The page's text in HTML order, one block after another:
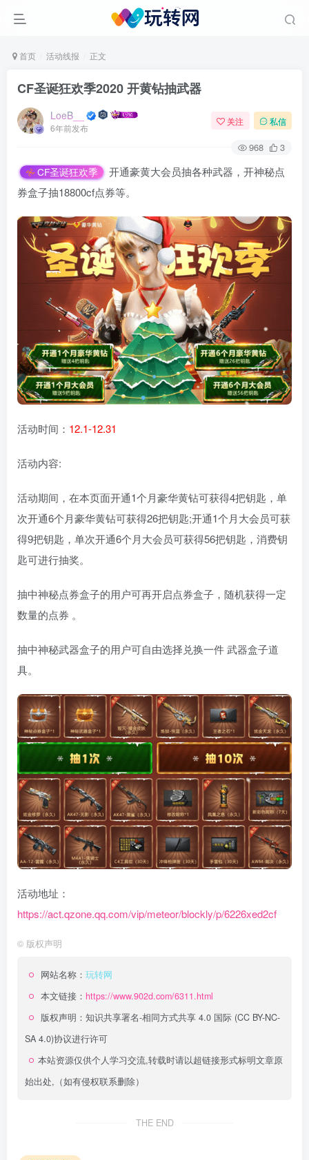
首页 活动线报 正文
CF圣诞狂欢季2020 开黄钻抽武器
LoeB__
6年前发布
关注 私信
968 3
CF圣诞狂欢季
开通豪黄大会员抽各种武器，开神秘点
券盒子抽18800cf点券等。
活动时间： 12.1-12.31
活动内容:
活动期间，在本页面开通1个月豪华黄钻可获得4把钥匙，单
次开通6个月豪华黄钻可获得26把钥匙;开通1个月大会员可获
得9把钥匙，单次开通6个月大会员可获得56把钥匙，消费钥
匙可进行抽奖。
抽中神秘点券盒子的用户可再开启点券盒子，随机获得一定
数量的点券 。
抽中神秘武器盒子的用户可自由选择兑换一件 武器盒子道
具。
活动地址：
https://act.qzone.qq.com/vip/meteor/blockly/p/6226xed2cf
© 版权声明
网站名称： 玩转网
本文链接： https://www.902d.com/6311.html
版权声明： 知识共享署名-相同方式共享 4.0 国际 (CC BY-NC-
SA 4.0)协议进行许可
本站资源仅供个人学习交流,转载时请以超链接形式标明文章原
始出处,（如有侵权联系删除）
THE END